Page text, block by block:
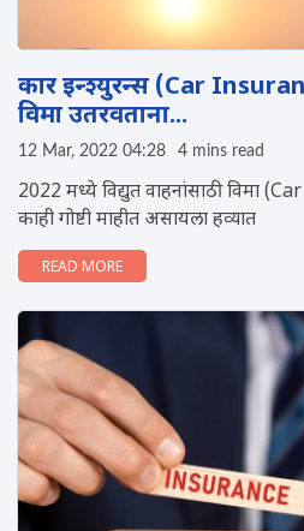
कार इन्श्युरन्स (Car
विमा उतरवताना...
12 Mar, 2022 04:28 4 mins read
2022 मध्ये विद्युत वाहनांसाठी विमा
काही गोष्टी माहीत असायला हव्यात
READ MORE